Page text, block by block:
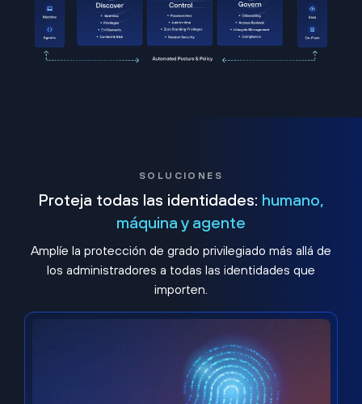
SOLUCIONES
Proteja todas las identidades: humano,
máquina y agente
Amplíe la protección de grado privilegiado más allá de
los administradores a todas las identidades que
importen.